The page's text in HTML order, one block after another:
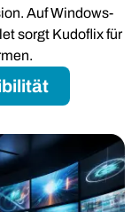
Auf Windows-
sorgt Kudoflix für